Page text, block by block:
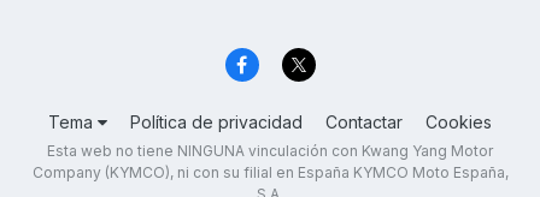
Tema Política de privacidad Contactar Cookies
Esta web no tiene NINGUNA vinculación con Kwang Yang Motor
Company (KYMCO), ni con su filial en España KYMCO Moto España,